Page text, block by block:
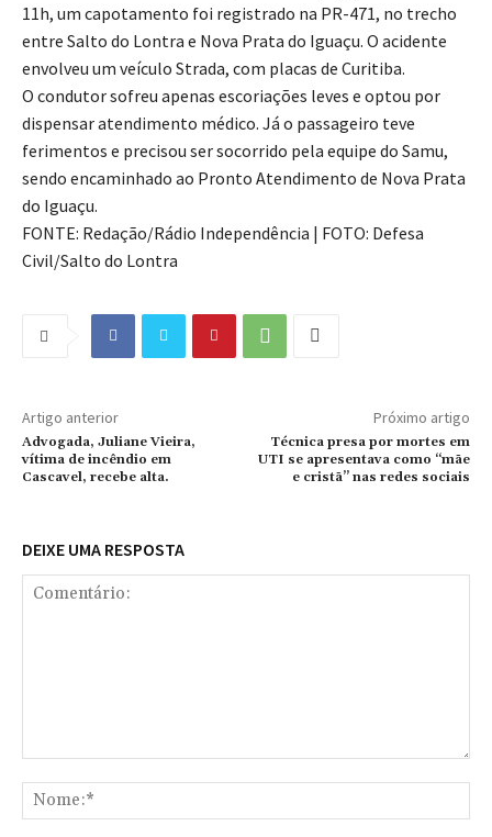
11h, um capotamento foi registrado na PR-471, no trecho
entre Salto do Lontra e Nova Prata do Iguaçu. O acidente
envolveu um veículo Strada, com placas de Curitiba.
O condutor sofreu apenas escoriações leves e optou por
dispensar atendimento médico. Já o passageiro teve
ferimentos e precisou ser socorrido pela equipe do Samu,
sendo encaminhado ao Pronto Atendimento de Nova Prata
do Iguaçu.
FONTE: Redação/Rádio Independência | FOTO: Defesa
Civil/Salto do Lontra
Artigo anterior
Advogada, Juliane Vieira,
vítima de incêndio em
Cascavel, recebe alta.
Próximo artigo
Técnica presa por mortes em
UTI se apresentava como “mãe
e cristã” nas redes sociais
DEIXE UMA RESPOSTA